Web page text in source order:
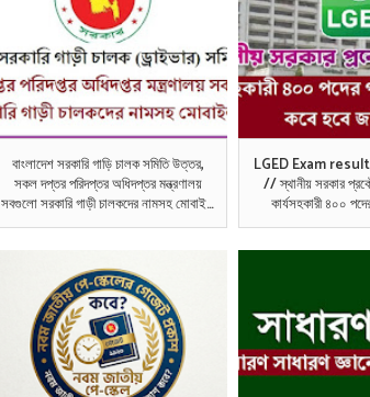
বাংলাদেশ সরকারি গাড়ি চালক সমিতি উত্তর,
সকল দপ্তর পরিদপ্তর অধিদপ্তর মন্ত্রণালয়
সবগুলো সরকারি গাড়ী চালকদের নামসহ মোবাইল
নাম্বর
LGED Exam
// স্থানীয় সরকার
কার্যসহকারী ৪০০